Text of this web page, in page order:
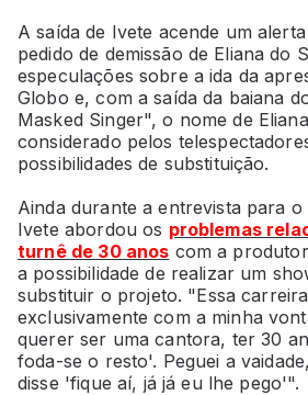
A saída de Ivete acende um
pedido de demissão de Eliana do
especulações sobre a ida da
Globo e, com a saída da baiana
Masked Singer", o nome de
considerado pelos
possibilidades de substituição.
Ainda durante a entrevista para o
Ivete abordou os problemas
turnê de 30 anos com a
a possibilidade de realizar um
substituir o projeto. "Essa
exclusivamente com a minha
querer ser uma cantora, ter 30
foda-se o resto'. Peguei a
disse 'fique aí, já já eu lhe pego'".